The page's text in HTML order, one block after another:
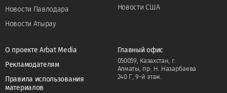
Новости Павлодара
Новости Атырау
Новости США
О проекте Arbat Media
Рекламодателям
Правила использования
материалов
Главный офис
050059, Казахстан, г.
Алматы, пр. Н. Назарбаева
240 Г, 9-й этаж.